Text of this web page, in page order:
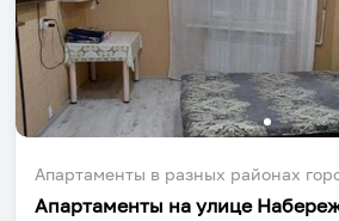
Апартаменты в разных районах
Установить